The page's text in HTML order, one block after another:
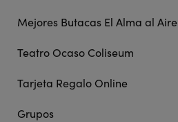
Mejores Butacas El Alma al Aire
Teatro Ocaso Coliseum
Tarjeta Regalo Online
Grupos